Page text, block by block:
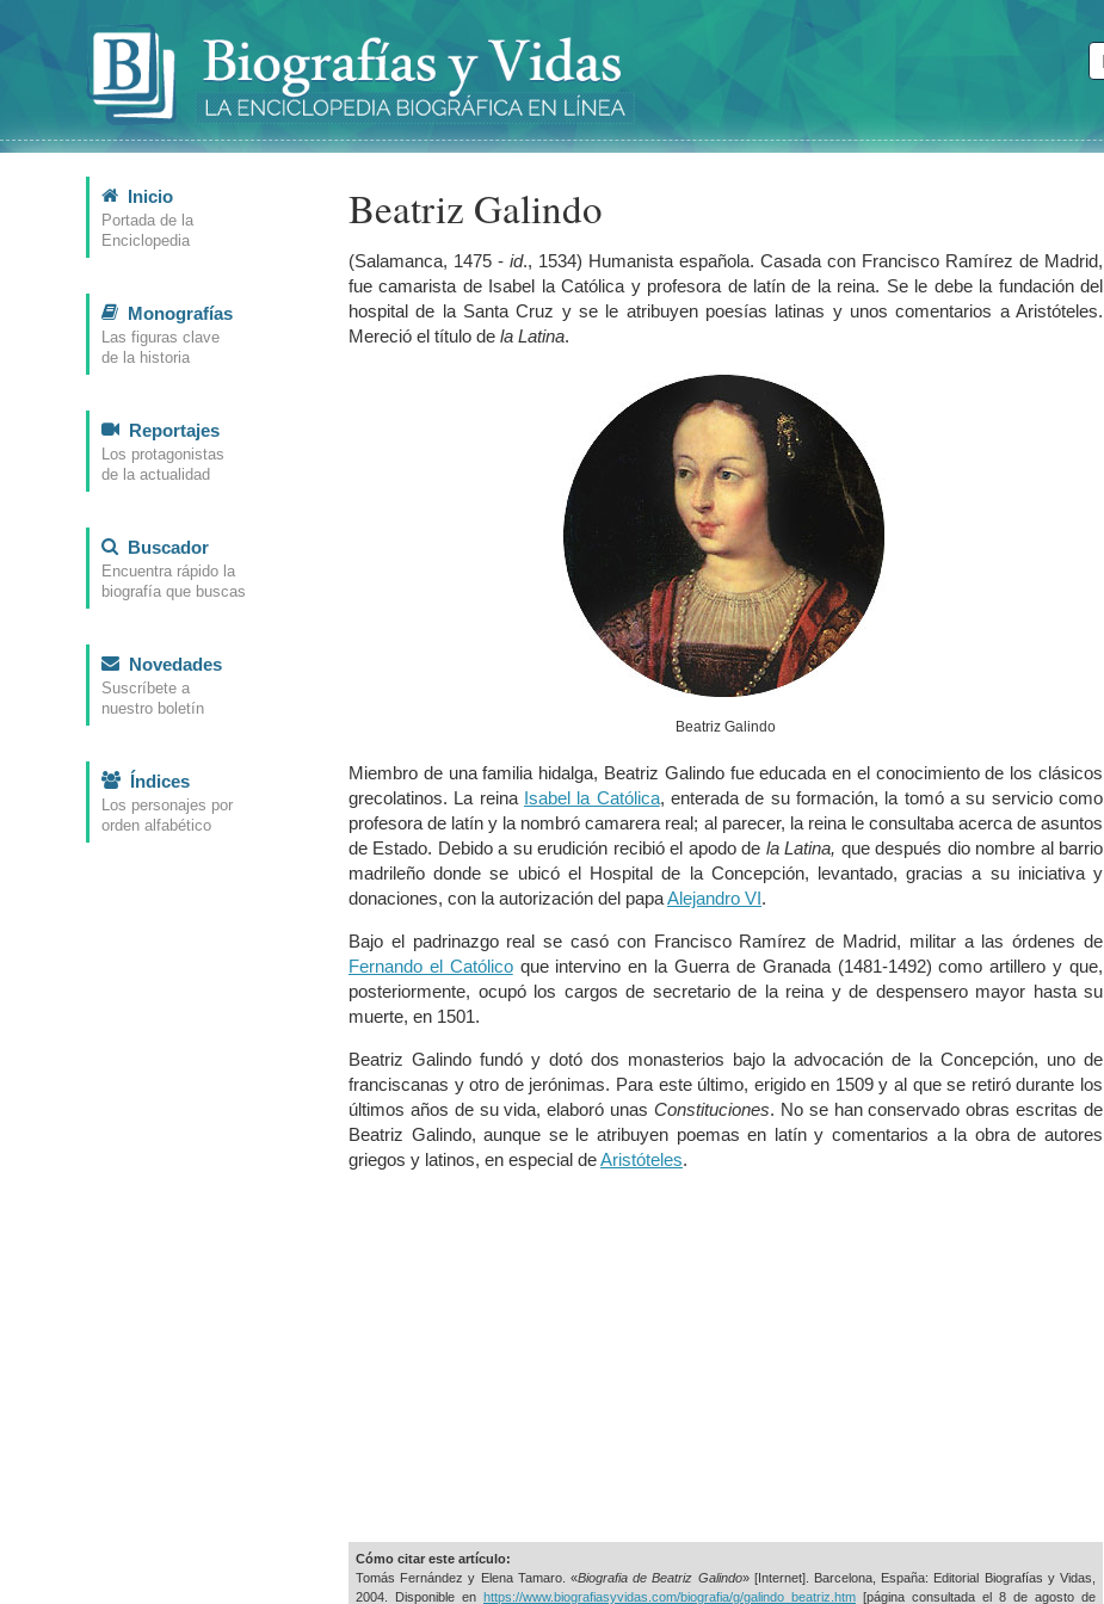
Inicio
Portada de la
Enciclopedia
Monografías
Las figuras clave
de la historia
Reportajes
Los protagonistas
de la actualidad
Buscador
Encuentra rápido la
biografía que buscas
Novedades
Suscríbete a
nuestro boletín
Índices
Los personajes por
orden alfabético
Beatriz Galindo
(Salamanca, 1475 - id., 1534) Humanista española. Casada con Francisco Ramírez de Madrid,
fue camarista de Isabel la Católica y profesora de latín de la reina. Se le debe la fundación del
hospital de la Santa Cruz y se le atribuyen poesías latinas y unos comentarios a Aristóteles.
Mereció el título de la Latina.
Beatriz Galindo
Miembro de una familia hidalga, Beatriz Galindo fue educada en el conocimiento de los clásicos
grecolatinos. La reina Isabel la Católica, enterada de su formación, la tomó a su servicio como
profesora de latín y la nombró camarera real; al parecer, la reina le consultaba acerca de asuntos
de Estado. Debido a su erudición recibió el apodo de la Latina, que después dio nombre al barrio
madrileño donde se ubicó el Hospital de la Concepción, levantado, gracias a su iniciativa y
donaciones, con la autorización del papaAlejandro VI.
Bajo el padrinazgo real se casó con Francisco Ramírez de Madrid, militar a las órdenes de
Fernando el Católicoque intervino en la Guerra de Granada (1481-1492) como artillero y que,
posteriormente, ocupó los cargos de secretario de la reina y de despensero mayor hasta su
muerte, en 1501.
Beatriz Galindo fundó y dotó dos monasterios bajo la advocación de la Concepción, uno de
franciscanas y otro de jerónimas. Para este último, erigido en 1509 y al que se retiró durante los
últimos años de su vida, elaboró unas Constituciones. No se han conservado obras escritas de
Beatriz Galindo, aunque se le atribuyen poemas en latín y comentarios a la obra de autores
griegos y latinos, en especial deAristóteles.
Cómo citar este artículo:
Tomás Fernández y Elena Tamaro. «Biografia de Beatriz Galindo» [Internet]. Barcelona, España: Editorial Biografías y Vidas,
2004. Disponible en https://www.biografiasyvidas.com/biografia/g/galindo_beatriz.htm [página consultada el 8 de agosto de